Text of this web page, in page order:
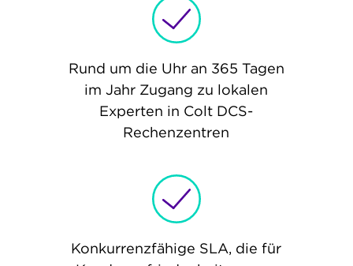
Rund um die Uhr an 365 Tagen
im Jahr Zugang zu lokalen
Experten in Colt DCS-
Rechenzentren
Konkurrenzfähige SLA, die für